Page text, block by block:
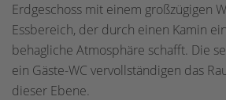
Erdgeschoss mit einem großzügigen
Essbereich, der durch einen Kamin
behagliche Atmosphäre schafft. Die
ein Gäste-WC vervollständigen das
dieser Ebene.